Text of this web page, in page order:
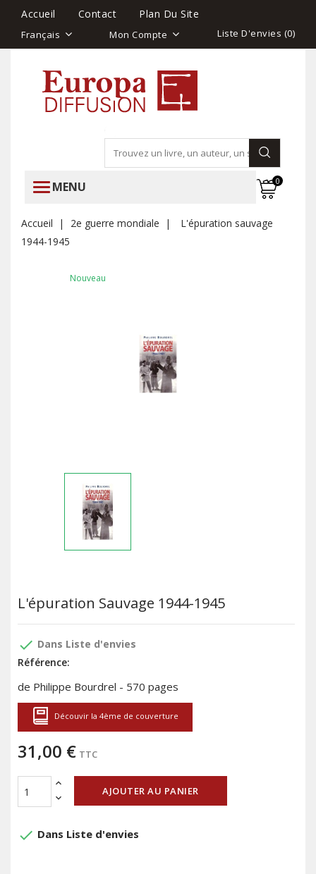
Accueil Contact Plan Du Site
Français Mon Compte Liste D'envies (0)
MENU 0
Accueil 2e guerre mondiale
L'épuration sauvage
1944-1945
Nouveau
L'épuration Sauvage 1944-1945
done Dans Liste d'envies
Référence:
de Philippe Bourdrel - 570 pages
Découvir la 4ème de couverture
31,00 € TTC
AJOUTER AU PANIER
done Dans Liste d'envies